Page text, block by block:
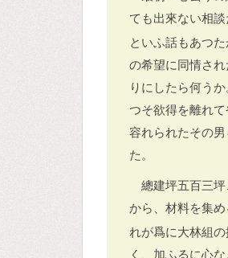
ても出來ない相
といふ話もあつ
の希望に同情さ
りにしたら何う
つそ欲得を離れ
容れられたその
た。
總建坪五百三
から、材料を集
れが爲に大林組
く、加ふるに心